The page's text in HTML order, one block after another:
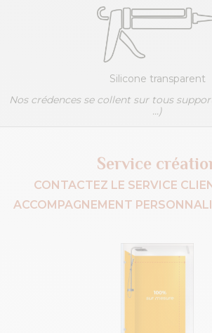
Silicone transparent
Nos crédences se collent sur tous
...)
Service
CONTACTEZ LE SERVICE
ACCOMPAGNEMENT